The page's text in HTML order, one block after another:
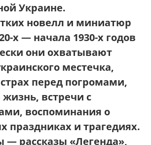
Украине.
новелл и миниатюр
х — начала 1930-х годов
они охватывают
местечка,
перед погромами,
встречи с
воспоминания о
праздниках и трагедиях.
рассказы «Легенда»,